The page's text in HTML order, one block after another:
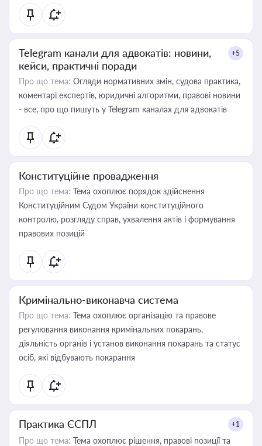
Telegram канали для адвокатів: новини,
кейси, практичні поради
+5
Про що тема: Огляди нормативних змін, судова практика,
коментарі експертів, юридичні алгоритми, правові новини
- все, про що пишуть у Telegram каналах для адвокатів
Конституційне провадження
Про що тема: Тема охоплює порядок здійснення
Конституційним Судом України конституційного
контролю, розгляду справ, ухвалення актів і формування
правових позицій
Кримінально-виконавча система
Про що тема: Тема охоплює організацію та правове
регулювання виконання кримінальних покарань,
діяльність органів і установ виконання покарань та статус
осіб, які відбувають покарання
Практика ЄСПЛ +1
Про що тема: Тема охоплює рішення, правові позиції та